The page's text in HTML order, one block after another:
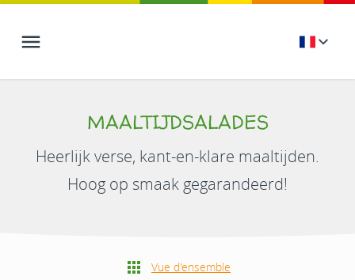
MAALTIJDSALADES
Heerlijk verse, kant-en-klare maaltijden.
Hoog op smaak gegarandeerd!
Vue d'ensemble